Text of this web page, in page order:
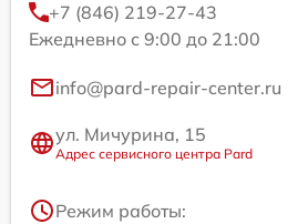
+7 (846) 219-27-43
Ежедневно с 9:00 до 21:00
info@pard-repair-center.ru
ул. Мичурина, 15
Адрес сервисного центра Pard
Режим работы: